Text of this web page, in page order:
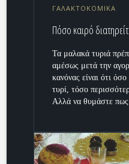
ΓΑΛΑΚΤΟΚΟΜΙΚΑ
Πόσο καιρό
Τα μαλακά τυριά
αμέσως μετά την
κανόνας είναι ότι
τυρί, τόσο
Αλλά να θυμάστε πως